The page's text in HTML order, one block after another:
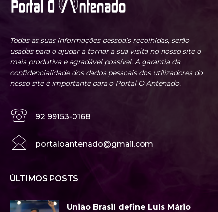
Todas as suas informações pessoais recolhidas, serão
usadas para o ajudar a tornar a sua visita no nosso site o
mais produtiva e agradável possível. A garantia da
confidencialidade dos dados pessoais dos utilizadores do
nosso site é importante para o Portal O Antenado.
92 99153-0168
portaloantenado@gmail.com
ÚLTIMOS POSTS
União Brasil define Luís Mário